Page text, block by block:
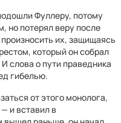
Фуллеру, потому
но потерял веру после
их, защищаясь
который он собрал
слова о пути праведника
гибелью.
от этого монолога,
и вставил в